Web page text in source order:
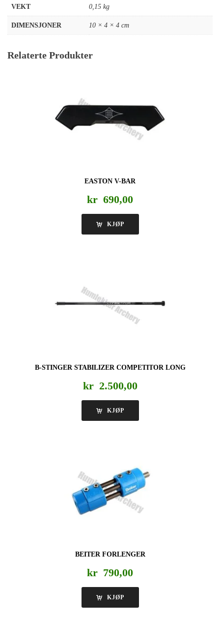
VEKT 0,15 kg
DIMENSJONER 10 × 4 × 4 cm
Relaterte Produkter
EASTON V-BAR
kr 690,00
KJØP
B-STINGER STABILIZER COMPETITOR LONG
kr 2.500,00
KJØP
BEITER FORLENGER
kr 790,00
KJØP